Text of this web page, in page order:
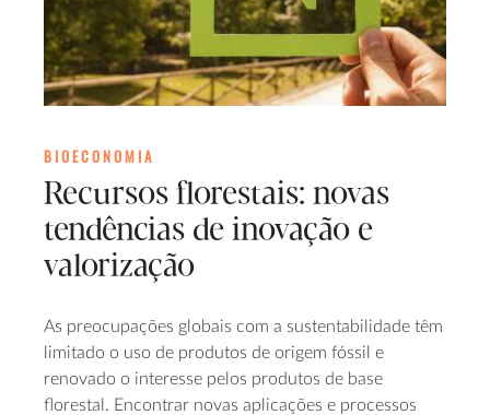
BIOECONOMIA
Recursos florestais: novas
tendências de inovação e
valorização
As preocupações globais com a sustentabilidade têm
limitado o uso de produtos de origem fóssil e
renovado o interesse pelos produtos de base
florestal. Encontrar novas aplicações e processos